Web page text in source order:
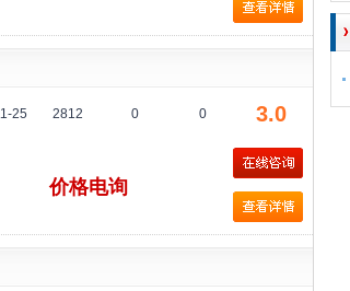
25 2812 0 0 3.0
价格电询